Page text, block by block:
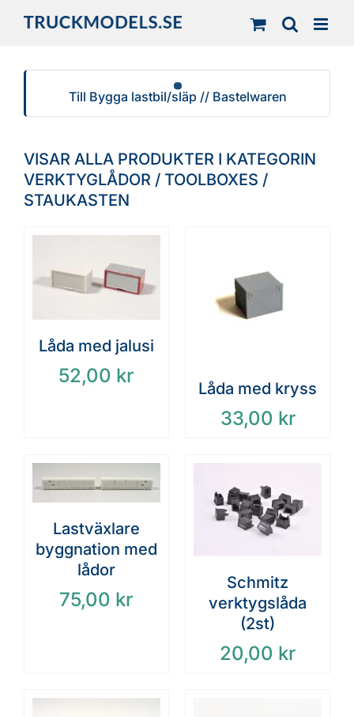
Till Bygga lastbil/släp // Bastelwaren
VISAR ALLA PRODUKTER I KATEGORIN
VERKTYGLÅDOR / TOOLBOXES /
STAUKASTEN
Låda med jalusi
52,00 kr
Låda med kryss
33,00 kr
Lastväxlare
byggnation med
lådor
75,00 kr
Schmitz
verktygslåda
(2st)
20,00 kr